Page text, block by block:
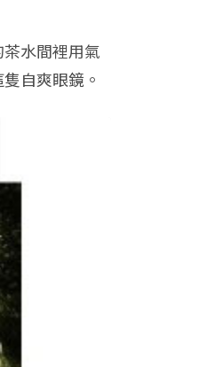
水間裡用氣
自爽眼鏡。